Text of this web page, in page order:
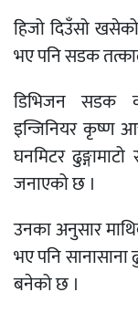
हिजो दिउँसो
भए पनि सडक
डिभिजन सडक
इन्जिनियर कृष्ण
घनमिटर
जनाएको छ ।
उनका अनुसार
भए पनि सानासाना
बनेको छ ।